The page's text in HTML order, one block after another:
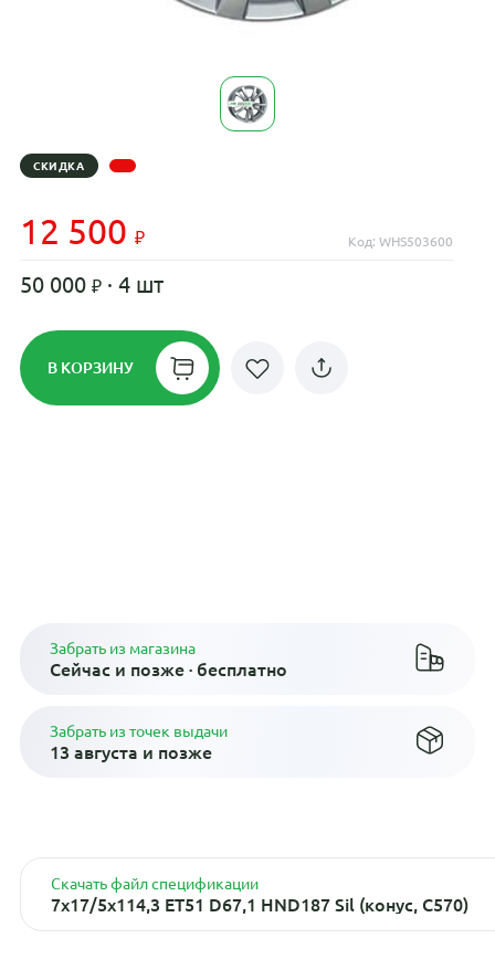
СКИДКА
12 500 Код: WHS503600
50 000 · 4 шт
В КОРЗИНУ
Забрать из магазина
Сейчас и позже · бесплатно
Забрать из точек выдачи
13 августа и позже
Скачать файл спецификации
7x17/5x114,3 ET51 D67,1 HND187 Sil (конус, C570)